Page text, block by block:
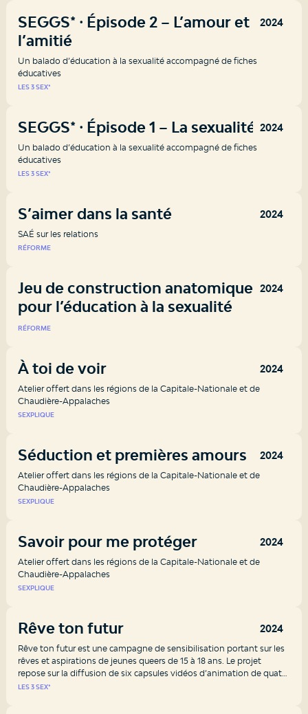
2024
SEGGS* ⸱ Épisode 2 – L’amour et
l’amitié
Un balado d’éducation à la sexualité accompagné de fiches
éducatives
LES 3 SEX*
2024
SEGGS* ⸱ Épisode 1 – La sexualité
Un balado d’éducation à la sexualité accompagné de fiches
éducatives
LES 3 SEX*
2024
S’aimer dans la santé
SAÉ sur les relations
RÉFORME
2024
Jeu de construction anatomique
pour l’éducation à la sexualité
RÉFORME
2024
À toi de voir
Atelier offert dans les régions de la Capitale-Nationale et de
Chaudière-Appalaches
SEXPLIQUE
2024
Séduction et premières amours
Atelier offert dans les régions de la Capitale-Nationale et de
Chaudière-Appalaches
SEXPLIQUE
2024
Savoir pour me protéger
Atelier offert dans les régions de la Capitale-Nationale et de
Chaudière-Appalaches
SEXPLIQUE
2024
Rêve ton futur
Rêve ton futur est une campagne de sensibilisation portant sur les
rêves et aspirations de jeunes queers de 15 à 18 ans. Le projet
repose sur la diffusion de six capsules vidéos d’animation de quatre
minutes. Chaque vidéo, animé par une personne différente,
LES 3 SEX*